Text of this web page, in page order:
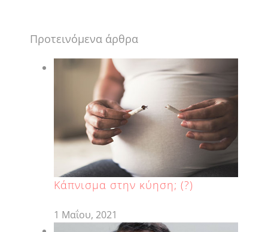
Προτεινόμενα άρθρα
Κάπνισμα στην κύηση; (?)
1 Μαΐου, 2021